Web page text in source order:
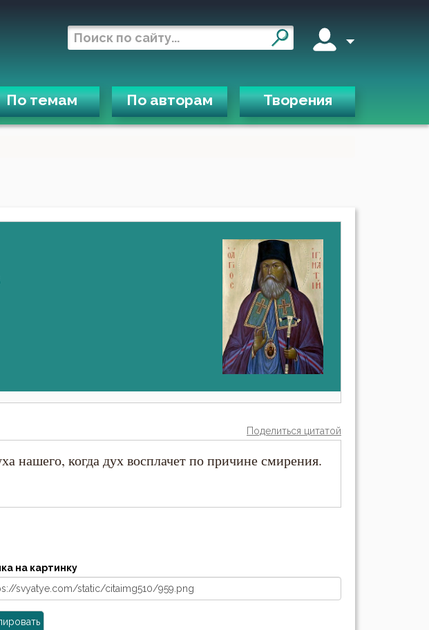
По темам По авторам Творения
Поделиться цитатой
нашего, когда дух восплачет по причине смирения.
на картинку